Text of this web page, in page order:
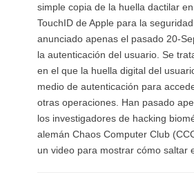
simple copia de la huella dactilar
TouchID de Apple para la
anunciado apenas el pasado 20-
la autenticación del usuario. Se
en el que la huella digital del
medio de autenticación para
otras operaciones. Han pasado
los investigadores de hacking
alemán Chaos Computer Club
un video para mostrar cómo saltar